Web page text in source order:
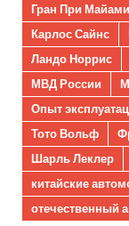
Гран При Майами
Карлос Сайнс
Ландо Норрис
МВД России
Опыт
Тото Вольф
Шарль Леклер
китайские
отечественный